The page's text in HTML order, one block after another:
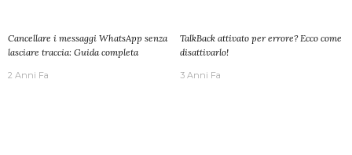
Cancellare i messaggi WhatsApp senza
lasciare traccia: Guida completa
2 Anni Fa
TalkBack attivato per errore? Ecco come
disattivarlo!
3 Anni Fa